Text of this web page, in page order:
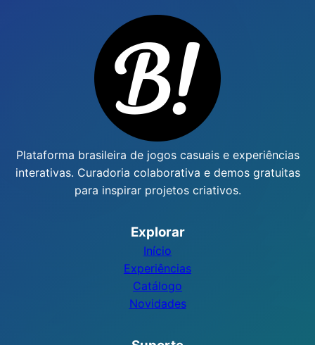
Plataforma brasileira de jogos casuais e experiências
interativas. Curadoria colaborativa e demos gratuitas
para inspirar projetos criativos.
Explorar
Início
Experiências
Catálogo
Novidades